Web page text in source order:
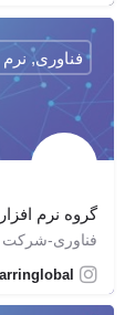
گروه نرم
فناوری-شرکت
فناوری, نرم